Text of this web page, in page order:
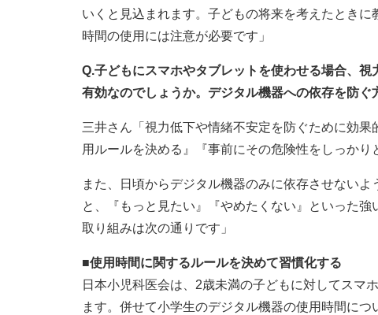
いくと見込まれます。子どもの将来を考えたとき
時間の使用には注意が必要です」
Q.子どもにスマホやタブレットを使わせる場合、
有効なのでしょうか。デジタル機器への依存を防ぐ
三井さん「視力低下や情緒不安定を防ぐために効
用ルールを決める』『事前にその危険性をしっかり
また、日頃からデジタル機器のみに依存させない
と、『もっと見たい』『やめたくない』といった
取り組みは次の通りです」
■使用時間に関するルールを決めて習慣化する
日本小児科医会は、2歳未満の子どもに対してスマ
ます。併せて小学生のデジタル機器の使用時間に